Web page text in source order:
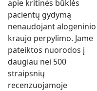
apie kritinės būklės
pacientų gydymą
nenaudojant alogeninio
kraujo perpylimo. Jame
pateiktos nuorodos į
daugiau nei 500
straipsnių
recenzuojamoje